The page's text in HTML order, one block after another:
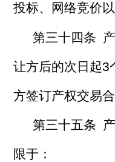
投标、网络竞价
第三十四条
让方后的次日起3
方签订产权交易合
第三十五条
限于：